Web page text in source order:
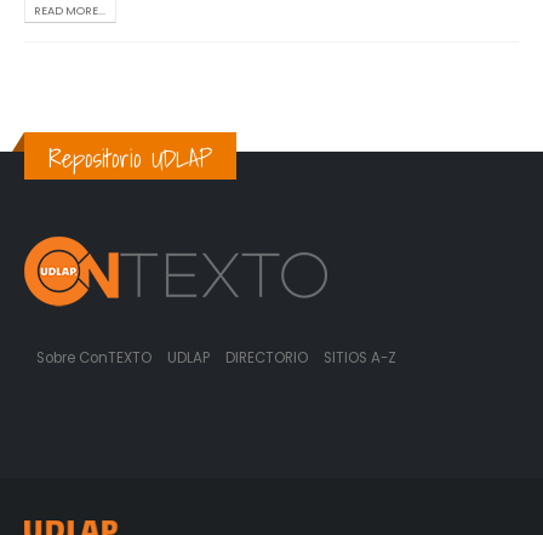
READ MORE...
Repositorio UDLAP
Sobre ConTEXTO UDLAP DIRECTORIO SITIOS A-Z